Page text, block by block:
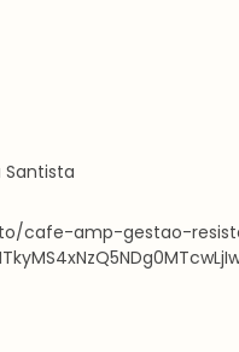
Santista
cafe-amp-gestao-